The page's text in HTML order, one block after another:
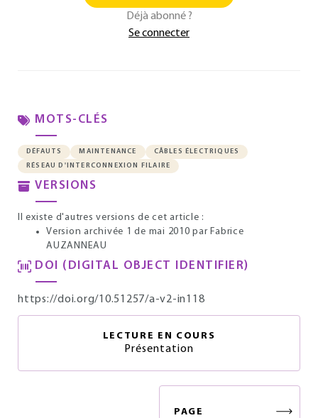
Déjà abonné ?
Se connecter
MOTS-CLÉS
DÉFAUTS MAINTENANCE
CÂBLES ÉLECTRIQUES
RÉSEAU D'INTERCONNEXION FILAIRE
VERSIONS
Il existe d'autres versions de cet article :
Version archivée 1 de mai 2010 par Fabrice
AUZANNEAU
DOI (DIGITAL OBJECT IDENTIFIER)
https://doi.org/10.51257/a-v2-in118
LECTURE EN COURS
Présentation
PAGE